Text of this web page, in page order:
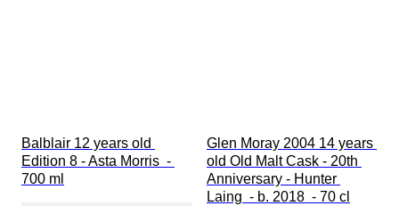
Balblair 12 years old
Edition 8 - Asta Morris  -
700 ml
Glen Moray 2004 14 years
old Old Malt Cask - 20th
Anniversary - Hunter
Laing  - b. 2018  - 70 cl